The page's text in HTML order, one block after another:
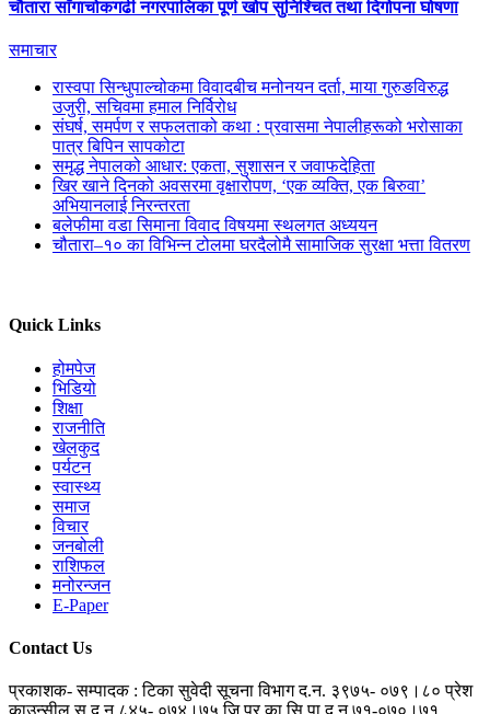
चौतारा साँगाचोकगढी नगरपालिका पूर्ण खोप सुनिश्चित तथा दिगोपना घोषणा
समाचार
रास्वपा सिन्धुपाल्चोकमा विवादबीच मनोनयन दर्ता, माया गुरुङविरुद्ध
उजुरी, सचिवमा हमाल निर्विरोध
संघर्ष, समर्पण र सफलताको कथा : प्रवासमा नेपालीहरूको भरोसाका
पात्र बिपिन सापकोटा
समृद्ध नेपालको आधार: एकता, सुशासन र जवाफदेहिता
खिर खाने दिनको अवसरमा वृक्षारोपण, ‘एक व्यक्ति, एक बिरुवा’
अभियानलाई निरन्तरता
बलेफीमा वडा सिमाना विवाद विषयमा स्थलगत अध्ययन
चौतारा–१० का विभिन्न टोलमा घरदैलोमै सामाजिक सुरक्षा भत्ता वितरण
Quick Links
होमपेज
भिडियो
शिक्षा
राजनीति
खेलकुद
पर्यटन
स्वास्थ्य
समाज
विचार
जनबोली
राशिफल
मनोरन्जन
E-Paper
Contact Us
प्रकाशक- सम्पादक : टिका सुवेदी सूचना विभाग द.न. ३९७५- ०७९।८० प्रेश
काउन्सील सू.द.न ८४५- ०७४।७५ जि.प्र.का.सि.पा.द.न ७१-०७०।७१